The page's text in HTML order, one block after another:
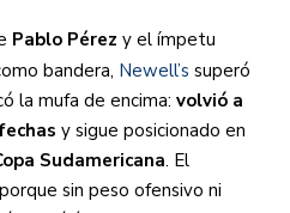
Pablo Pérez y el ímpetu
bandera, Newell’s superó
la mufa de encima: volvió a
y sigue posicionado en
Sudamericana. El
sin peso ofensivo ni